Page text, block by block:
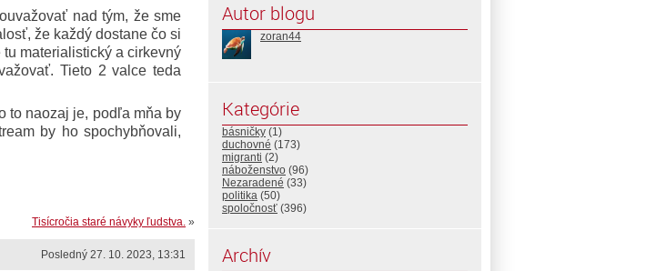
nad tým, že sme
že každý dostane čo si
materialistický a cirkevný
Tieto 2 valce teda
to naozaj je, podľa mňa by
by ho spochybňovali,
Tisícročia staré návyky ľudstva. »
Posledný 27. 10. 2023, 13:31
Autor blogu
zoran44
Kategórie
básničky (1)
duchovné (173)
migranti (2)
náboženstvo (96)
Nezaradené (33)
politika (50)
spoločnosť (396)
Archív